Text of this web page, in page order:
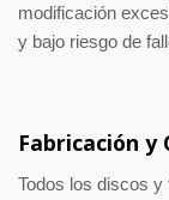
modificación
y bajo riesgo de
Fabricación y
Todos los discos y